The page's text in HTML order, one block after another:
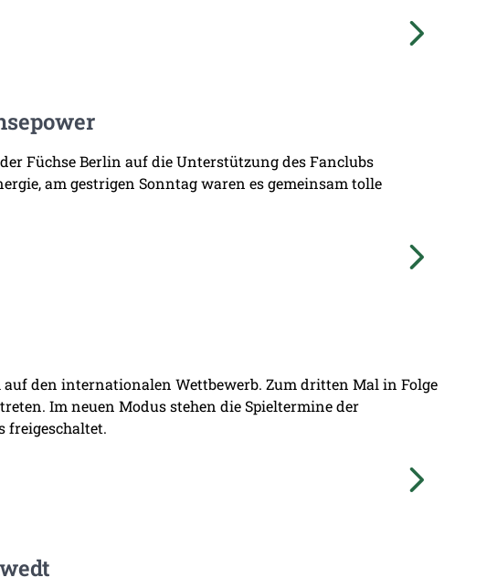
Füchse Berlin auf die Unterstützung des Fanclubs
am gestrigen Sonntag waren es gemeinsam tolle
den internationalen Wettbewerb. Zum dritten Mal in Folge
Im neuen Modus stehen die Spieltermine der
freigeschaltet.